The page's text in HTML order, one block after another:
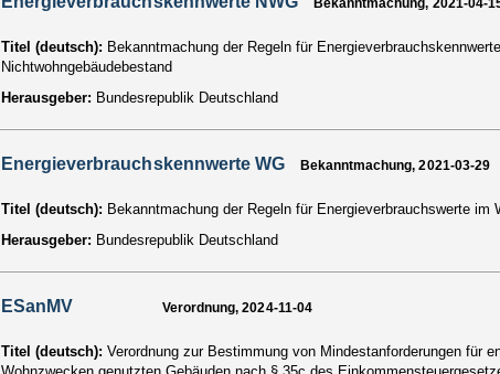
Bekanntmachung, 2021-04-
Titel (deutsch): Bekanntmachung der Regeln für
Nichtwohngebäudebestand
Herausgeber: Bundesrepublik Deutschland
Energieverbrauchskennwerte WG Bekanntmachung, 2021-03-29
Titel (deutsch): Bekanntmachung der Regeln für Energieverbrauchswerte im
Herausgeber: Bundesrepublik Deutschland
ESanMV Verordnung, 2024-11-04
Titel (deutsch): Verordnung zur Bestimmung von Mindestanforderungen für